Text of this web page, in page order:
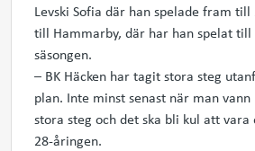
Levski Sofia där han spelade fram
till Hammarby, där har han spelat
säsongen.
– BK Häcken har tagit stora steg
plan. Inte minst senast när man
stora steg och det ska bli kul att vara
28-åringen.